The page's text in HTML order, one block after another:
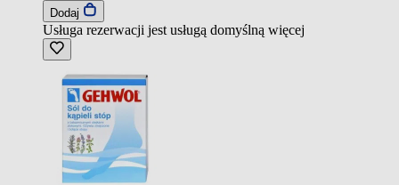
Dodaj
Usługa rezerwacji jest usługą domyślną więcej